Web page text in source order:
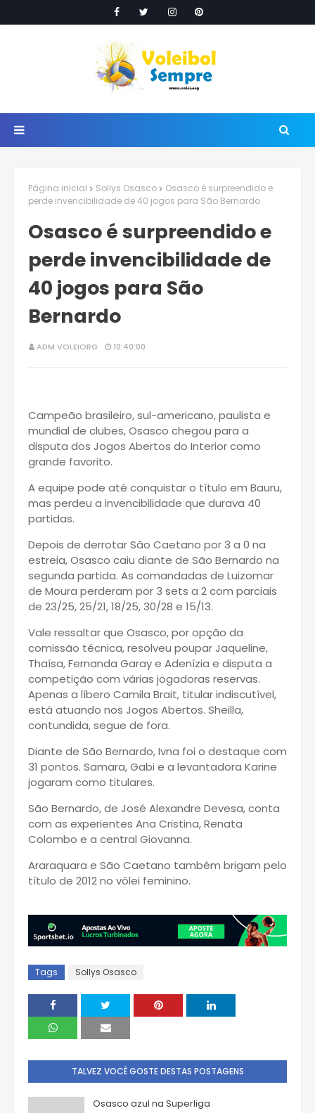
Página inicial Sollys Osasco
Osasco é surpreendido e
perde invencibilidade de 40 jogos para São Bernardo
Osasco é surpreendido e
perde invencibilidade de
40 jogos para São
Bernardo
ADM VOLEIORG 10:40:00
Campeão brasileiro, sul-americano, paulista e
mundial de clubes, Osasco chegou para a
disputa dos Jogos Abertos do Interior como
grande favorito.
A equipe pode até conquistar o título em Bauru,
mas perdeu a invencibilidade que durava 40
partidas.
Depois de derrotar São Caetano por 3 a 0 na
estreia, Osasco caiu diante de São Bernardo na
segunda partida. As comandadas de Luizomar
de Moura perderam por 3 sets a 2 com parciais
de 23/25, 25/21, 18/25, 30/28 e 15/13.
Vale ressaltar que Osasco, por opção da
comissão técnica, resolveu poupar Jaqueline,
Thaísa, Fernanda Garay e Adenízia e disputa a
competição com várias jogadoras reservas.
Apenas a líbero Camila Brait, titular indiscutível,
está atuando nos Jogos Abertos. Sheilla,
contundida, segue de fora.
Diante de São Bernardo, Ivna foi o destaque com
31 pontos. Samara, Gabi e a levantadora Karine
jogaram como titulares.
São Bernardo, de José Alexandre Devesa, conta
com as experientes Ana Cristina, Renata
Colombo e a central Giovanna.
Araraquara e São Caetano também brigam pelo
título de 2012 no vôlei feminino.
Tags Sollys Osasco
TALVEZ VOCÊ GOSTE DESTAS POSTAGENS
Osasco azul na Superliga